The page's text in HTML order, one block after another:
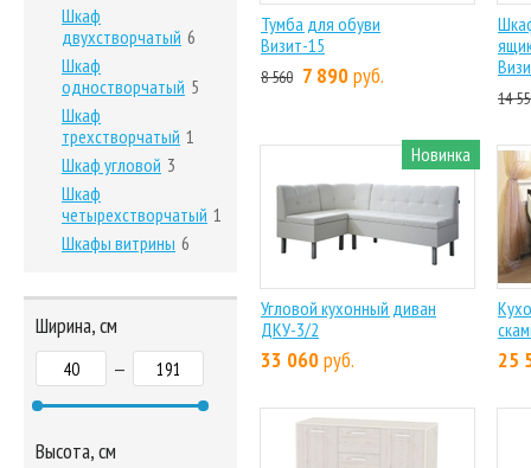
Тумба для обуви
Визит-15
8 560 7 890руб.
14
Новинка
Угловой кухонный диван
ДКУ-3/2
33 060руб. 25
Шкаф
двухстворчатый 6
Шкаф
одностворчатый 5
Шкаф
трехстворчатый 1
Шкаф угловой 3
Шкаф
четырехстворчатый 1
Шкафы витрины 6
Ширина, см
—
Высота, см